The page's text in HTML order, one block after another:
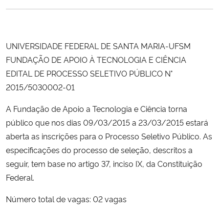
Ministério da Ciência, Tecnologia, Inovações e Comunicações
Ministério do Turismo
Ministério do Desenvolvimento Regional
UNIVERSIDADE FEDERAL DE SANTA MARIA-UFSM
FUNDAÇÃO DE APOIO À TECNOLOGIA E CIÊNCIA
EDITAL DE PROCESSO SELETIVO PÚBLICO N°
2015/5030002-01
A Fundação de Apoio a Tecnologia e Ciência torna
público que nos dias 09/03/2015 a 23/03/2015 estará
aberta as inscrições para o Processo Seletivo Público. As
especificações do processo de seleção, descritos a
seguir, tem base no artigo 37, inciso IX, da Constituição
Federal.
Número total de vagas: 02 vagas